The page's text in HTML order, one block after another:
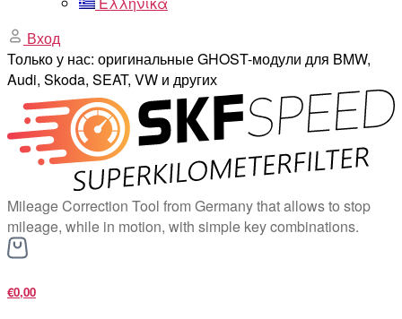
Вход
Только у нас: оригинальные GHOST-модули для BMW,
Audi, Skoda, SEAT, VW и других
Mileage Correction Tool from Germany that allows to stop
mileage, while in motion, with simple key combinations.
€0,00